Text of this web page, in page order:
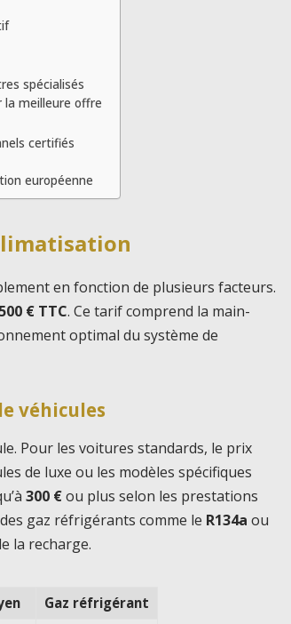
spécialisés
la meilleure offre
certifiés
européenne
en fonction de plusieurs facteurs.
€ TTC. Ce tarif comprend la main-
optimal du système de
véhicules
Pour les voitures standards, le prix
de luxe ou les modèles spécifiques
300 €ou plus selon les prestations
gaz réfrigérants comme le R134a ou
la recharge.
Gaz réfrigérant